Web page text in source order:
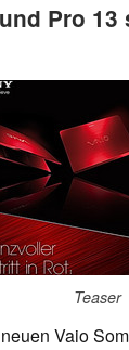
Pro 13
Teaser
Vaio